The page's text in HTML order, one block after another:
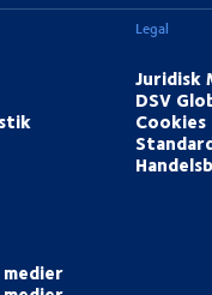
Legal
Juridisk
DSV
Cookies